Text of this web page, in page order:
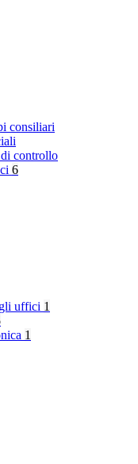
consiliari
controllo
6
uffici 1
1